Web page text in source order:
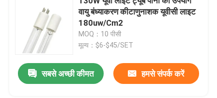
वायु बंध्याकरण कीटाणुनाशक यूवीसी लाइट
180uw/Cm2
MOQ：10 पीसी
मूल्य：$6-$45/SET
सबसे अच्छी कीमत हमसे संपर्क करें